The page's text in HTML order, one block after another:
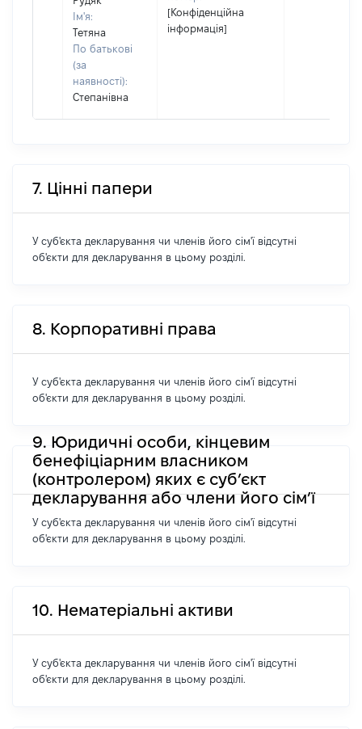
Ім'я:
Тетяна
По батькові
(за
наявності):
Степанівна
[Конфіденційна
інформація]
7. Цінні папери
У суб'єкта декларування чи членів його сім'ї відсутні
об'єкти для декларування в цьому розділі.
8. Корпоративні права
У суб'єкта декларування чи членів його сім'ї відсутні
об'єкти для декларування в цьому розділі.
9. Юридичні особи, кінцевим
бенефіціарним власником
(контролером) яких є суб’єкт
декларування або члени його сім’ї
У суб'єкта декларування чи членів його сім'ї відсутні
об'єкти для декларування в цьому розділі.
10. Нематеріальні активи
У суб'єкта декларування чи членів його сім'ї відсутні
об'єкти для декларування в цьому розділі.